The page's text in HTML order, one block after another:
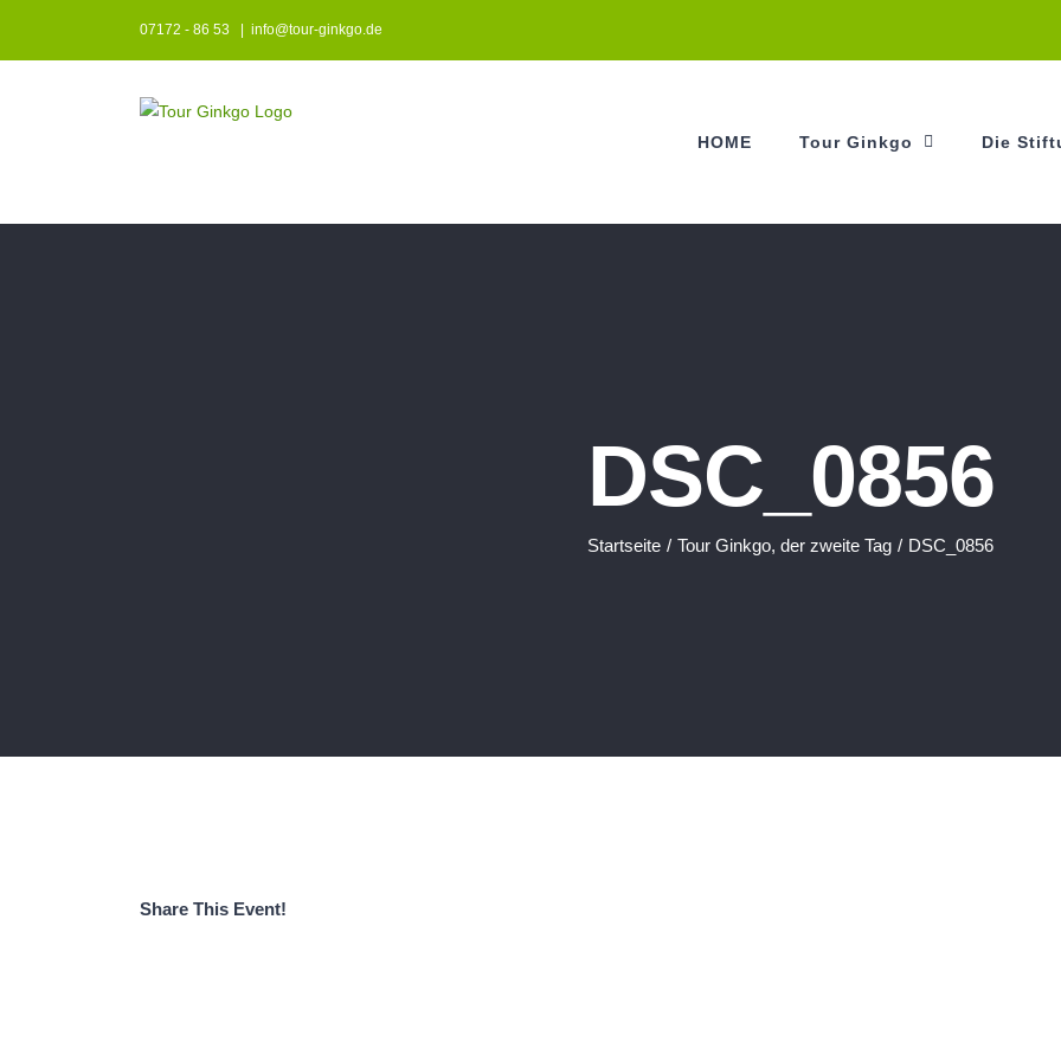
07172 - 86 53 info@tour-ginkgo.de
HOME Tour Ginkgo Die
DSC_0856
Startseite / Tour Ginkgo, der zweite Tag / DSC_0856
Share This Event!